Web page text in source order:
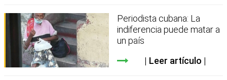
Periodista cubana: La
indiferencia puede matar a
un país
Leer artículo